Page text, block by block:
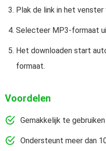
Plak de link in het venster
Selecteer MP3-formaat
Het downloaden start
formaat.
Voordelen
Gemakkelijk te
Ondersteunt meer dan